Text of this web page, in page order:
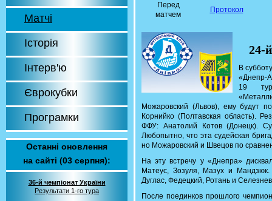
Матчі
Історія
Інтерв'ю
Єврокубки
Програмки
Останні оновлення
на сайті (03 серпня):
36-й чемпіонат України
Результати 1-го тура
Перед
матчем
Протокол
24-
В
«Днепр-
19
Можаровский (Львов), ему будут
Корнийко (Полтавская область).
ФФУ: Анатолий Котов (Донецк).
Любопытно, что эта судейская
но Можаровский и Швецов по
На эту встречу у «Днепра»
Матеус, Зозуля, Мазух и
Дуглас, Федецкий, Ротань и
После поединков прошлого